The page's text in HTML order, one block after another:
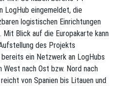
LogHub eingemeldet, die
logistischen Einrichtungen
Blick auf die Europakarte kann
des Projekts
ein Netzwerk an LogHubs
West nach Ost bzw. Nord nach
von Spanien bis Litauen und